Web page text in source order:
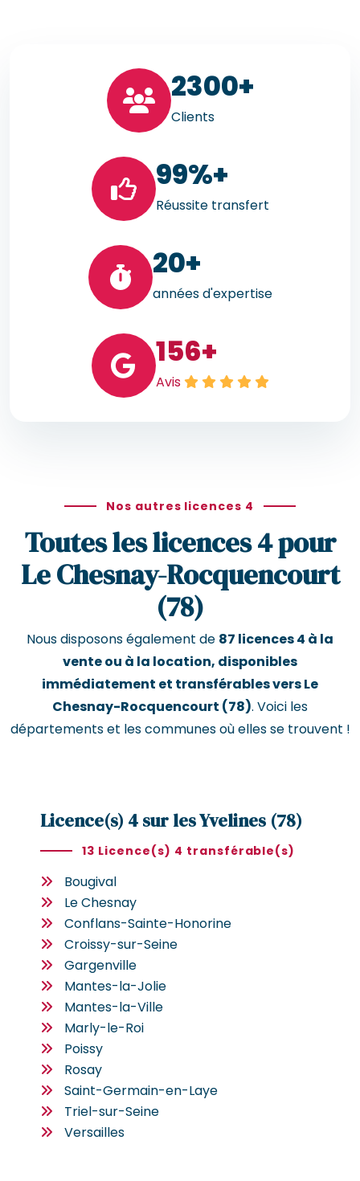
2300+
Clients
99%+
Réussite transfert
20+
années d'expertise
156+
Avis
Nos autres licences 4
Toutes les licences 4 pour
Le Chesnay-Rocquencourt
(78)
Nous disposons également de 87 licences 4 à la
vente ou à la location, disponibles
immédiatement et transférables vers Le
Chesnay-Rocquencourt (78). Voici les
départements et les communes où elles se trouvent !
Licence(s) 4 sur les Yvelines (78)
13 Licence(s) 4 transférable(s)
Bougival
Le Chesnay
Conflans-Sainte-Honorine
Croissy-sur-Seine
Gargenville
Mantes-la-Jolie
Mantes-la-Ville
Marly-le-Roi
Poissy
Rosay
Saint-Germain-en-Laye
Triel-sur-Seine
Versailles